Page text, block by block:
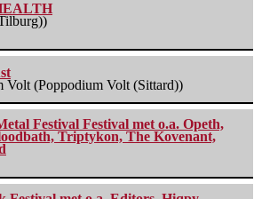
Volt (Poppodium Volt (Sittard))
Festival Festival met o.a. Opeth,
Triptykon, The Kovenant,